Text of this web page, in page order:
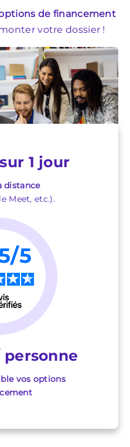
de financement
votre dossier !
1 jour
distance
Meet, etc.).
5
★★
personne
vos options